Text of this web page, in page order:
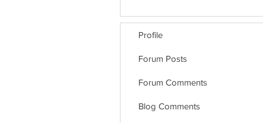
Profile
Forum Posts
Forum Comments
Blog Comments